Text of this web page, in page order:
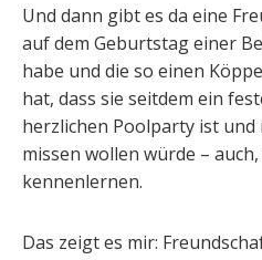
Und dann gibt es da eine
auf dem Geburtstag einer
habe und die so einen
hat, dass sie seitdem ein
herzlichen Poolparty ist und
missen wollen würde –
kennenlernen.
Das zeigt es mir: